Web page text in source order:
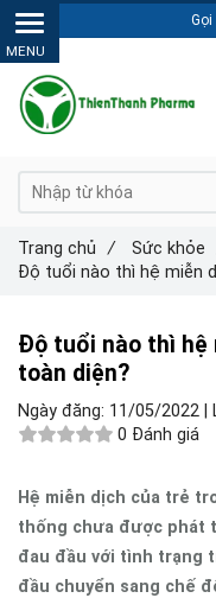
Độ tuổi nào thì hệ
toàn diện?
Ngày đăng: 11/05/2022 |
0 Đánh giá
Hệ miễn dịch của trẻ
thống chưa được phát
đau đầu với tình trạng
đầu chuyển sang chế
Trang chủ / Sức khỏe
Độ tuổi nào thì hệ miễn
Gọi